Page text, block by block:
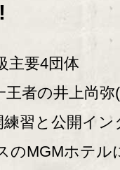
主要4団体
者の井上尚弥
習と公開イン
のMGMホテル